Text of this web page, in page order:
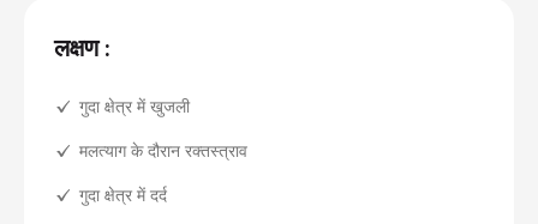
लक्षण :
गुदा क्षेत्र में खुजली
मलत्याग के दौरान रक्तस्त्राव
गुदा क्षेत्र में दर्द